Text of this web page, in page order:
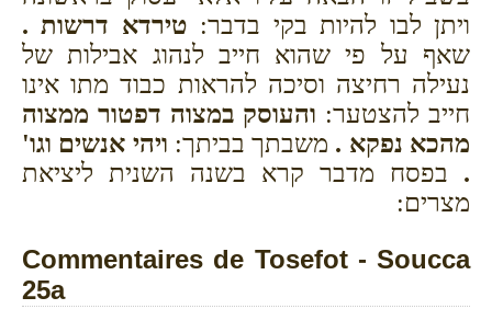
ויתן לבו להיות בקי בדבר: טירדא דרשות .
שאף על פי שהוא חייב לנהוג אבילות של
נעילה רחיצה וסיכה להראות כבוד מתו אינו
חייב להצטער: והעוסק במצוה דפטור ממצוה
מהכא נפקא . משבתך בביתך: ויהי אנשים וגו'
. בפסח מדבר קרא בשנה השנית ליציאת
מצרים:
Commentaires de Tosefot - Soucca
25a